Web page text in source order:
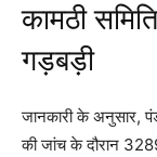
कामठी
गड़बड़ी
जानकारी के अनुसार,
की जांच के दौरान